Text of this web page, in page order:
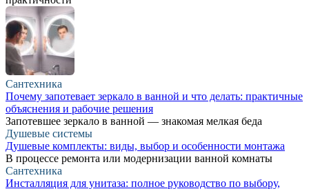
Сантехника
Почему запотевает зеркало в ванной и что делать: практичные
объяснения и рабочие решения
Запотевшее зеркало в ванной — знакомая мелкая беда
Душевые системы
Душевые комплекты: виды, выбор и особенности монтажа
В процессе ремонта или модернизации ванной комнаты
Сантехника
Инсталляция для унитаза: полное руководство по выбору,